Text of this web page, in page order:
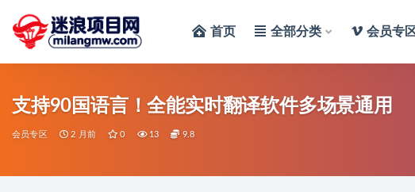
首页 全部分类 会员专
支持90国语言！全能实时翻译软件多场景通用
会员专区 2 月前 0 13 9.8